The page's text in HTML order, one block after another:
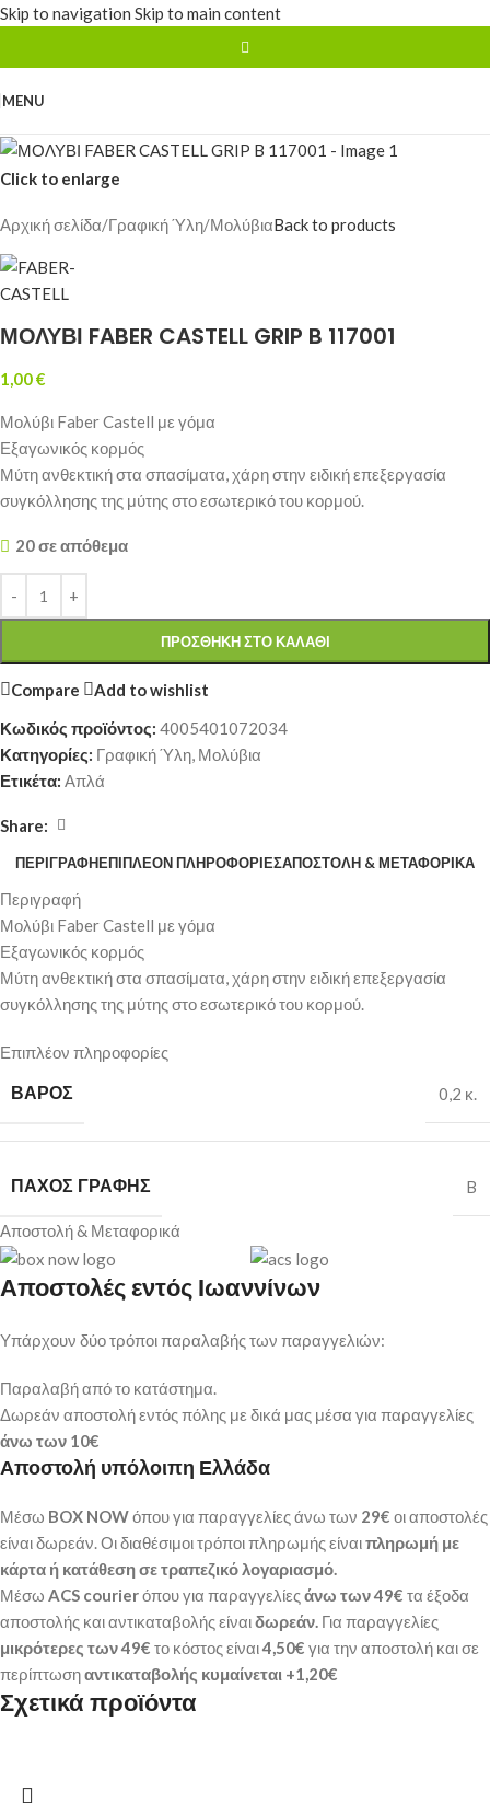
Skip to navigation Skip to main content
MENU
Click to enlarge
Αρχική σελίδα/Γραφική Ύλη/ΜολύβιαBack to products
ΜΟΛΥΒΙ FABER CASTELL GRIP B 117001
1,00€
Μολύβι Faber Castell με γόμα
Εξαγωνικός κορμός
Μύτη ανθεκτική στα σπασίματα, χάρη στην ειδική επεξεργασία
συγκόλλησης της μύτης στο εσωτερικό του κορμού.
20 σε απόθεμα
ΠΡΟΣΘΉΚΗ ΣΤΟ ΚΑΛΆΘΙ
Compare
Add to wishlist
Κωδικός προϊόντος: 4005401072034
Κατηγορίες: Γραφική Ύλη, Μολύβια
Ετικέτα: Απλά
Share:
ΠΕΡΙΓΡΑΦΉΕΠΙΠΛΈΟΝ ΠΛΗΡΟΦΟΡΊΕΣΑΠΟΣΤΟΛΉ & ΜΕΤΑΦΟΡΙΚΆ
Περιγραφή
Μολύβι Faber Castell με γόμα
Εξαγωνικός κορμός
Μύτη ανθεκτική στα σπασίματα, χάρη στην ειδική επεξεργασία
συγκόλλησης της μύτης στο εσωτερικό του κορμού.
Επιπλέον πληροφορίες
ΒΆΡΟΣ 0,2 κ.
ΠΆΧΟΣ ΓΡΑΦΉΣ B
Αποστολή & Μεταφορικά
Αποστολές εντός Ιωαννίνων
Υπάρχουν δύο τρόποι παραλαβής των παραγγελιών:
Παραλαβή από το κατάστημα.
Δωρεάν αποστολή εντός πόλης με δικά μας μέσα για παραγγελίες
άνω των 10€
Αποστολή υπόλοιπη Ελλάδα
Μέσω BOX NOWόπου για παραγγελίες άνω των 29€ οι αποστολές
είναι δωρεάν. Οι διαθέσιμοι τρόποι πληρωμής είναιπληρωμή με
κάρτα ή κατάθεση σε τραπεζικό λογαριασμό.
Μέσω ACS courierόπου για παραγγελίεςάνω των 49€ τα έξοδα
αποστολής και αντικαταβολής είναιδωρεάν. Για παραγγελίες
μικρότερες των 49€ το κόστος είναι4,50€ για την αποστολή και σε
περίπτωσηαντικαταβολής κυμαίνεται +1,20€
Σχετικά προϊόντα